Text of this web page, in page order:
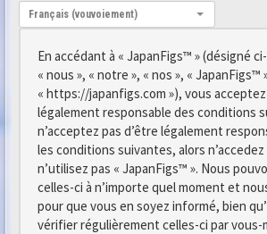
Langue :
Français (vouvoiement)
En accédant à « JapanFigs™ » (désigné
« nous », « notre », « nos », « JapanFigs™
« https://japanfigs.com »), vous acceptez
légalement responsable des conditions
n’acceptez pas d’être légalement
les conditions suivantes, alors
n’utilisez pas « JapanFigs™ ». Nous
celles-ci à n’importe quel moment et
pour que vous en soyez informé, bien
vérifier régulièrement celles-ci par vous-